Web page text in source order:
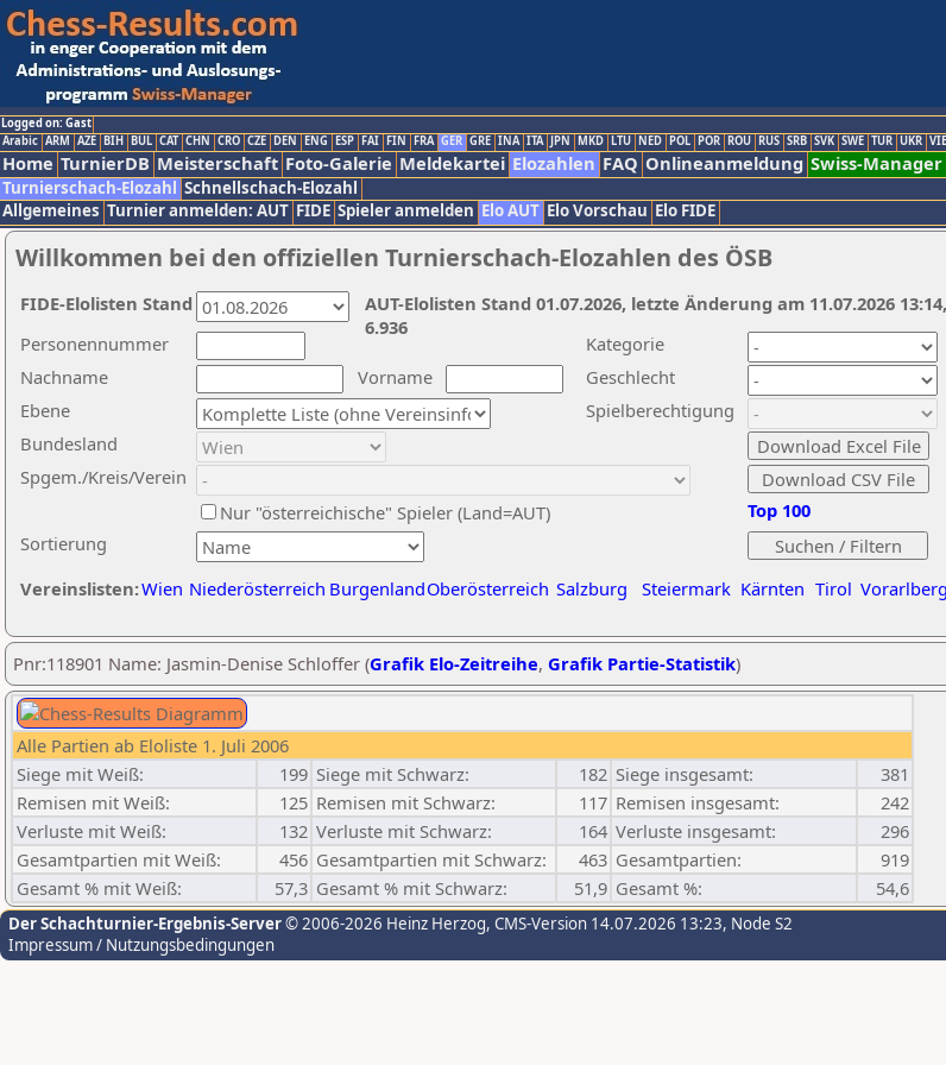
Logged on: Gast
Arabic ARM AZE BIH BUL CAT CHN CRO CZE DEN ENG ESP FAI FIN FRA GER GRE INA ITA JPN MKD LTU NED POL POR ROU RUS SRB SVK SWE TUR UKR VIE
Home TurnierDB Meisterschaft Foto-Galerie Meldekartei Elozahlen FAQ Onlineanmeldung Swiss-Manager
Turnierschach-Elozahl Schnellschach-Elozahl
Allgemeines Turnier anmelden: AUT FIDE Spieler anmelden Elo AUT Elo Vorschau Elo FIDE
Willkommen bei den offiziellen Turnierschach-Elozahlen des ÖSB
Nachname
Vorname
Ebene
Kategorie
Sortierung
Personennummer
Bundesland
Spgem./Kreis/Verein
Geschlecht
Nur "österreichische" Spieler (Land=AUT)
Spielberechtigung
Vereinslisten:Wien Niederösterreich BurgenlandOberösterreich Salzburg Steiermark Kärnten Tirol Vorarlberg
Top 100
AUT-Elolisten Stand 01.07.2026, letzte Änderung am 11.07.2026
6.936
FIDE-Elolisten Stand
Pnr:118901 Name: Jasmin-Denise Schloffer (Grafik Elo-Zeitreihe, Grafik Partie-Statistik)
Alle Partien ab Eloliste 1. Juli 2006
Siege mit Weiß:
199 Siege mit Schwarz: 182 Siege insgesamt:
381
Remisen mit Weiß:
125 Remisen mit Schwarz: 117 Remisen insgesamt:
242
Verluste mit Weiß:
132 Verluste mit Schwarz: 164 Verluste insgesamt:
296
Gesamtpartien mit Weiß:
456 Gesamtpartien mit Schwarz: 463 Gesamtpartien:
919
Gesamt % mit Weiß:
57,3 Gesamt % mit Schwarz: 51,9 Gesamt %: 54,6
Der Schachturnier-Ergebnis-Server© 2006-2026 Heinz Herzog, CMS-Version 14.07.2026 13:23, Node S2
Impressum / Nutzungsbedingungen